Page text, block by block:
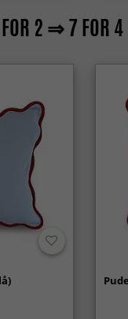
2 ⇒ 7 FOR 4